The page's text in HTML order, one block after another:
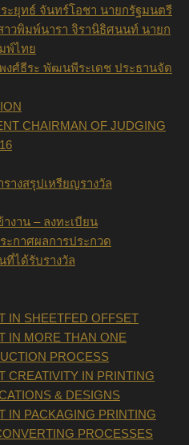
ระยุทธ์ จันทร์โอชา นายกรัฐมนตรี
าวพิมพ์นารา จิรานิธิศนนท์ นายก
พ์ไทย
งศ์ธีระ พัฒนพีระเดช ประธานจัด
CHAIRMAN OF JUDGING
รางสรุปเหรียญรางวัล
างาน – ลงทะเบียน
ะกาศผลการประกวด
ที่ได้รับรางวัล
IN SHEETFED OFFSET
IN MORE THAN ONE
PROCESS
CREATIVITY IN PRINTING
& DESIGNS
IN PACKAGING PRINTING
PROCESSES